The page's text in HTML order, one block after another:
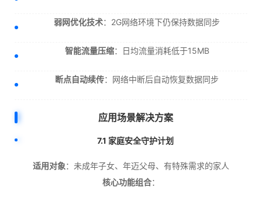
弱网优化技术：2G网络环境下仍保持数据同步
智能流量压缩：日均流量消耗低于15MB
断点自动续传：网络中断后自动恢复数据同步
应用场景解决方案
7.1 家庭安全守护计划
适用对象：未成年子女、年迈父母、有特殊需求的家人
核心功能组合：